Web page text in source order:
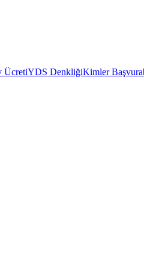
ÜcretiYDS DenkliğiKimler